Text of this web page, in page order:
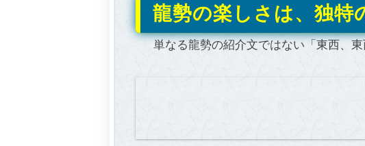
龍勢の楽しさは、独特
単なる龍勢の紹介文ではない「東西、